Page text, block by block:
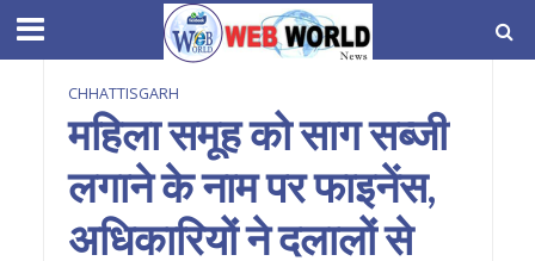
CHHATTISGARH
महिला समूह को साग सब्जी
लगाने के नाम पर फाइनेंस,
अधिकारियों ने दलालों से